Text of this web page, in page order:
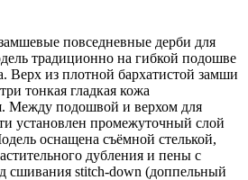
повседневные дерби для
традиционно на гибкой подошве
Верх из плотной бархатистой замши
тонкая гладкая кожа
Между подошвой и верхом для
установлен промежуточный слой
оснащена съёмной стелькой,
дубления и пены с
сшивания stitch-down (доппельный